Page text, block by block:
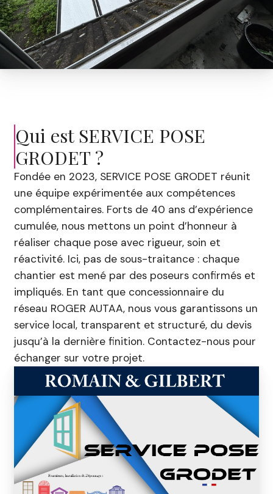
Qui est SERVICE POSE
GRODET ?
Fondée en 2023, SERVICE POSE GRODET réunit
une équipe expérimentée aux compétences
complémentaires. Forts de 40 ans d’expérience
cumulée, nous mettons un point d’honneur à
réaliser chaque pose avec rigueur, soin et
réactivité. Ici, pas de sous-traitance : chaque
chantier est mené par des poseurs confirmés et
impliqués. En tant que concessionnaire du
réseau ROGER AUTAA, nous vous garantissons un
service local, transparent et structuré, du devis
jusqu’à la dernière finition. Contactez-nous pour
échanger sur votre projet.